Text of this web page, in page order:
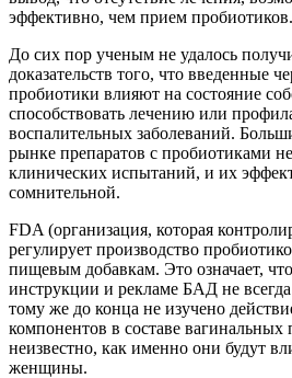
эффективно, чем прием пробиотиков.
До сих пор ученым не удалось
доказательств того, что введенные
пробиотики влияют на состояние
способствовать лечению или
воспалительных заболеваний.
рынке препаратов с пробиотиками
клинических испытаний, и их
сомнительной.
FDA (организация, которая
регулирует производство
пищевым добавкам. Это означает,
инструкции и рекламе БАД не
тому же до конца не изучено
компонентов в составе
неизвестно, как именно они будут
женщины.